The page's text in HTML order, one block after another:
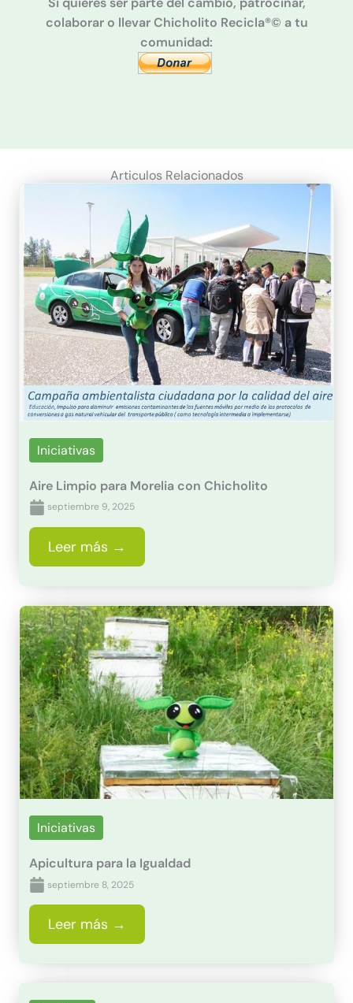
colaborar o llevar Chicholito Recicla®© a tu
comunidad:
Articulos Relacionados
Iniciativas
Aire Limpio para Morelia con Chicholito
septiembre 9, 2025
Leer más →
Iniciativas
Apicultura para la Igualdad
septiembre 8, 2025
Leer más →